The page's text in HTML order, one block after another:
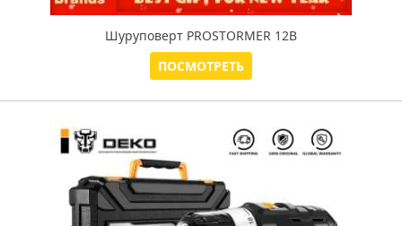
Шуруповерт PROSTORMER 12В
ПОСМОТРЕТЬ